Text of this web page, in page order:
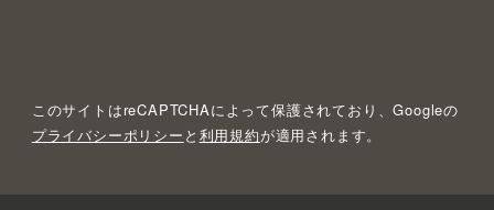
このサイトはreCAPTCHAによって保護されており、Googleの
プライバシーポリシー と 利用規約が適用されます。